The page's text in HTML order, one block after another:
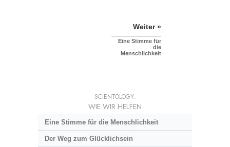
Weiter »
Eine Stimme für
die
Menschlichkeit
SCIENTOLOGY:
WIE WIR HELFEN
Eine Stimme für die Menschlichkeit
Der Weg zum Glücklichsein